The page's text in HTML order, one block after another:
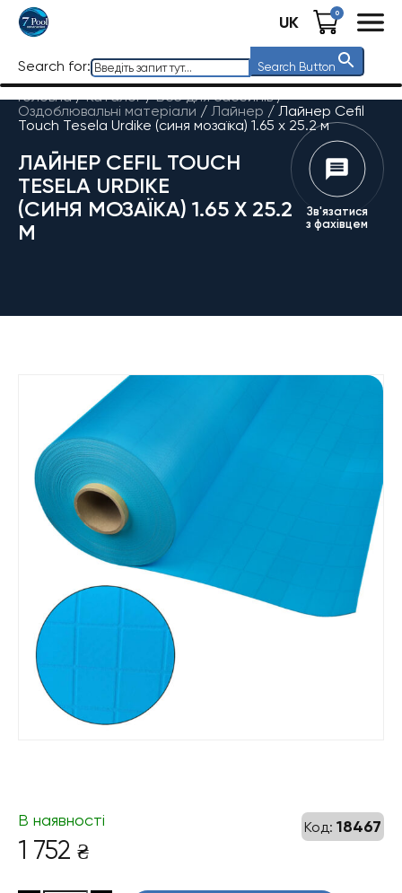
UK 0
Search for: Search Button
Головна / Каталог/Все для басейнів/
Оздоблювальні матеріали / Лайнер / Лайнер Cefil
Touch Tesela Urdike (синя мозаїка) 1.65 х 25.2 м
ЛАЙНЕР CEFIL TOUCH
TESELA URDIKE
(СИНЯ МОЗАЇКА) 1.65 Х 25.2
М
Зв'язатися
з фахівцем
Код: 18467
В наявності
1 752 ₴